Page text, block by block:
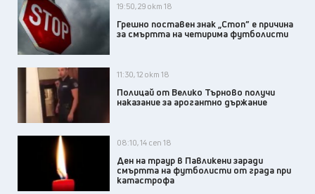
19:50, 29 окт 18
Грешно поставен знак „Стоп” е причина
за смъртта на четирима футболисти
11:30, 12 окт 18
Полицай от Велико Търново получи
наказание за арогантно държание
08:10, 14 сеп 18
Ден на траур в Павликени заради
смъртта на футболисти от града при
катастрофа